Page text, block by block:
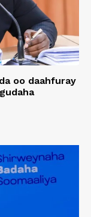
oo daahfuray